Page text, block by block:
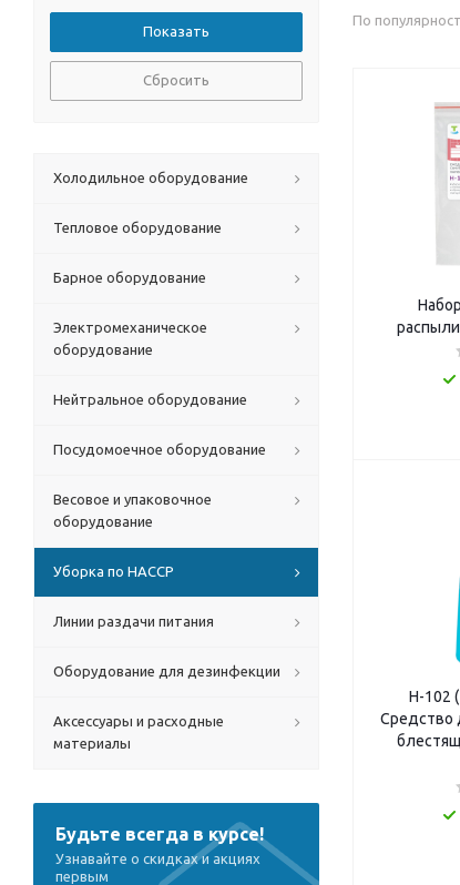
По
Н-102
Средство
Сбросить
Холодильное оборудование
Тепловое оборудование
Барное оборудование
Электромеханическое
оборудование
Нейтральное оборудование
Посудомоечное оборудование
Весовое и упаковочное
оборудование
Уборка по HACCP
Линии раздачи питания
Оборудование для дезинфекции
Аксессуары и расходные
материалы
Будьте всегда в курсе!
Узнавайте о скидках и акциях
первым